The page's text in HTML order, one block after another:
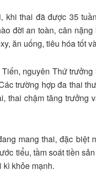
khi thai đã được 35
đời an toàn, cân
ăn uống, tiêu hóa tốt
nguyên Thứ
trường hợp đa thai
thai chậm tăng trưởng
mang thai, đặc biệt
tiểu, tầm soát tiền
khỏe mạnh.